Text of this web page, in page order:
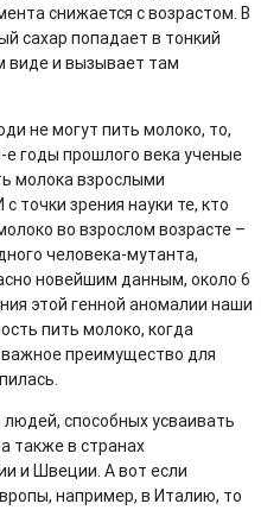
снижается с возрастом. В
сахар попадает в тонкий
виде и вызывает там
не могут пить молоко, то,
годы прошлого века ученые
молока взрослыми
точки зрения науки те, кто
во взрослом возрасте –
человека-мутанта,
новейшим данным, около 6
этой генной аномалии наши
пить молоко, когда
преимущество для
способных усваивать
также в странах
и Швеции. А вот если
например, в Италию, то